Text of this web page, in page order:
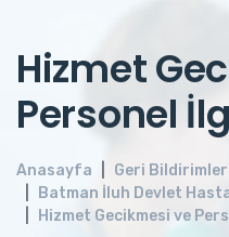
Hizmet
Personel
Anasayfa
Geri Bildirimler
Batman İluh Devlet
Hizmet Gecikmesi ve